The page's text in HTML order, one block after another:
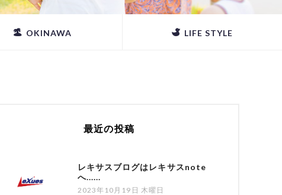
OKINAWA LIFE STYLE
最近の投稿
レキサスブログはレキサスnote
へ......
2023年10月19日 木曜日